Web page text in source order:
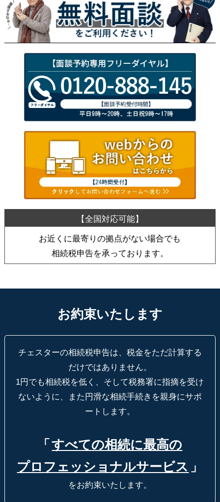
お近くに最寄りの拠点がない場合でも
相続税申告を承っております。
お約束いたします
チェスターの相続税申告は、税金をただ計算する
だけではありません。
1円でも相続税を低く、そして税務署に指摘を受け
ないように、
また円滑な相続手続きを親身にサポ
ートします。
「 すべての相続に最高の
プロフェッショナルサービス 」
をお約束いたします。